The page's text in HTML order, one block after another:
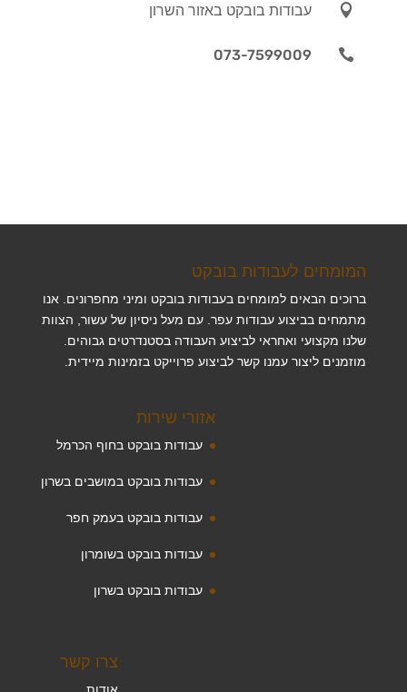
 עבודות בובקט באזור השרון

073-7599009
המומחים לעבודות בובקט
ברוכים הבאים למומחים בעבודות בובקט ומיני מחפרונים. אנו
מתמחים בביצוע עבודות עפר. עם מעל ניסיון של עשור, הצוות
שלנו מקצועי ואחראי לביצוע העבודה בסטנדרטים גבוהים.
מוזמנים ליצור עמנו קשר לביצוע פרוייקט בזמינות מיידית.
אזורי שירות
עבודות בובקט בחוף הכרמל
עבודות בובקט במושבים בשרון
עבודות בובקט בעמק חפר
עבודות בובקט בשומרון
עבודות בובקט בשרון
צרו קשר